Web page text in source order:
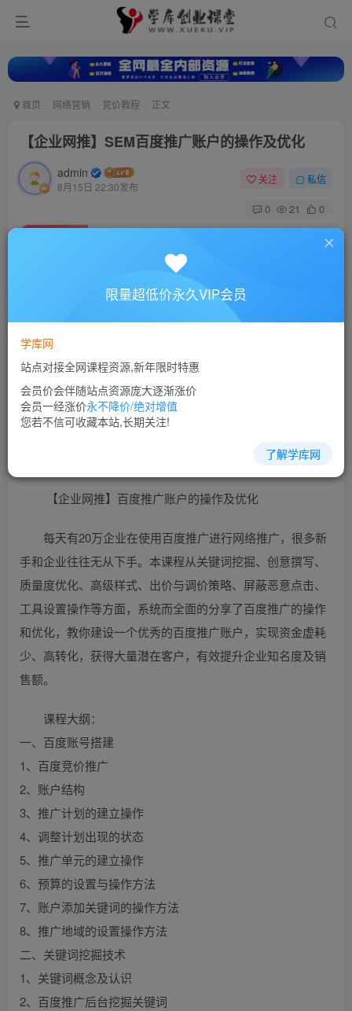
首页 网络营销 竞价教程 正文
【企业网推】SEM百度推广账户的操作及优化
admin
8月15日 22:30发布
关注 私信
0 21 0
【企业网推】SEM百度推广账户的操作及优化
此内容为付费资源，请付费后查看
10
立即购买
您当前未登录！建议登陆后购买，可保存购买订单
付费资源
【企业网推】百度推广账户的操作及优化
每天有20万企业在使用百度推广进行网络推广，很多新
手和企业往往无从下手。本课程从关键词挖掘、创意撰写、
质量度优化、高级样式、出价与调价策略、屏蔽恶意点击、
工具设置操作等方面，系统而全面的分享了百度推广的操作
和优化，教你建设一个优秀的百度推广账户，实现资金虚耗
少、高转化，获得大量潜在客户，有效提升企业知名度及销
售额。
课程大纲：
一、百度账号搭建
1、百度竞价推广
2、账户结构
3、推广计划的建立操作
4、调整计划出现的状态
5、推广单元的建立操作
6、预算的设置与操作方法
7、账户添加关键词的操作方法
8、推广地域的设置操作方法
二、关键词挖掘技术
1、关键词概念及认识
2、百度推广后台挖掘关键词
限量超低价永久VIP会员
学库网
站点对接全网课程资源,新年限时特惠
会员价会伴随站点资源庞大逐渐涨价
会员一经涨价永不降价/绝对增值
您若不信可收藏本站,长期关注!
了解学库网